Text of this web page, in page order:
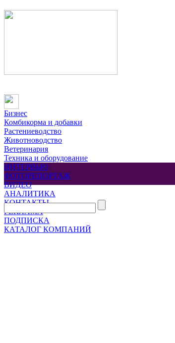
Бизнес
Комбикорма и добавки
Растениеводство
Животноводство
Ветеринария
Техника и оборудование
ИНТЕРВЬЮ
ФОТОРЕПОРТАЖ
ВИДЕО
АНАЛИТИКА
КОНТАКТЫ
РЕКЛАМА
ПОДПИСКА
КАТАЛОГ КОМПАНИЙ